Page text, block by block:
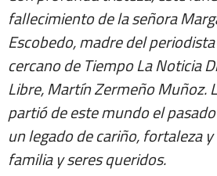
fallecimiento de la señora
Escobedo, madre del
cercano de Tiempo La Noticia
Libre,Martín Zermeño Muñoz.
partió de este mundo el
un legado de cariño, fortaleza
familia y seres queridos.